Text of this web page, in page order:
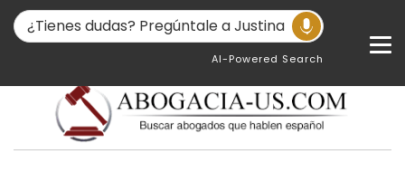
AI-Powered Search